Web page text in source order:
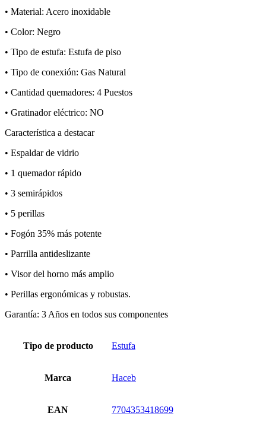
• Material: Acero inoxidable
• Color: Negro
• Tipo de estufa: Estufa de piso
• Tipo de conexión: Gas Natural
• Cantidad quemadores: 4 Puestos
• Gratinador eléctrico: NO
Característica a destacar
• Espaldar de vidrio
• 1 quemador rápido
• 3 semirápidos
• 5 perillas
• Fogón 35% más potente
• Parrilla antideslizante
• Visor del horno más amplio
• Perillas ergonómicas y robustas.
Garantía: 3 Años en todos sus componentes
Tipo de producto Estufa
Marca Haceb
EAN 7704353418699